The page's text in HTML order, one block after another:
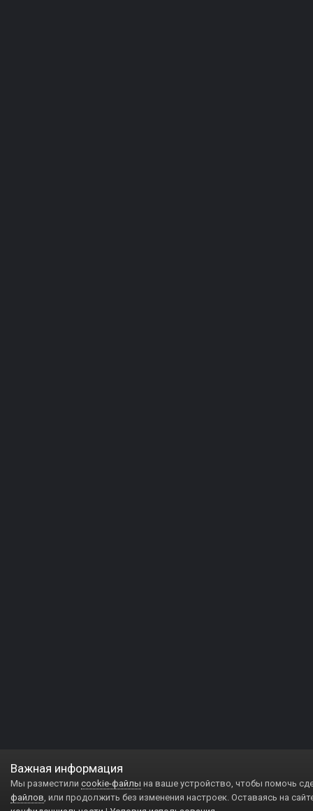
Важная информация
Мы разместили cookie-файлы на ваше устройство, чтобы помочь
файлов, или продолжить без изменения настроек. Оставаясь на